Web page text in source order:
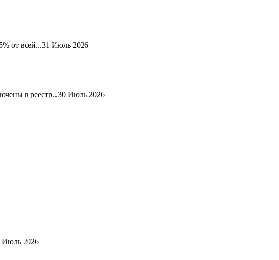
от всей...31 Июль 2026
в реестр...30 Июль 2026
Июль 2026